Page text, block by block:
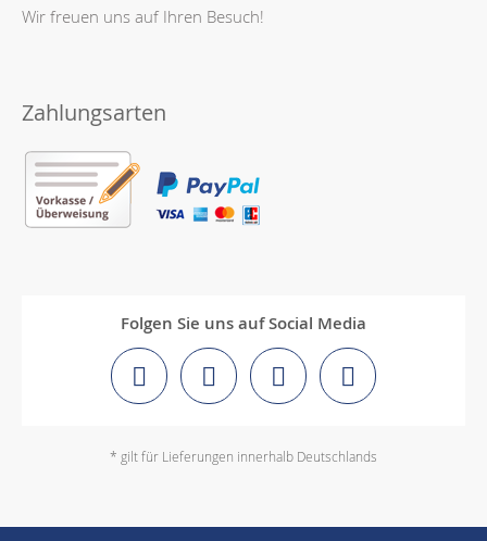
Wir freuen uns auf Ihren Besuch!
Zahlungsarten
Folgen Sie uns auf Social Media
* gilt für Lieferungen innerhalb Deutschlands